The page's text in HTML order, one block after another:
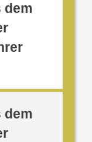
dem
dem